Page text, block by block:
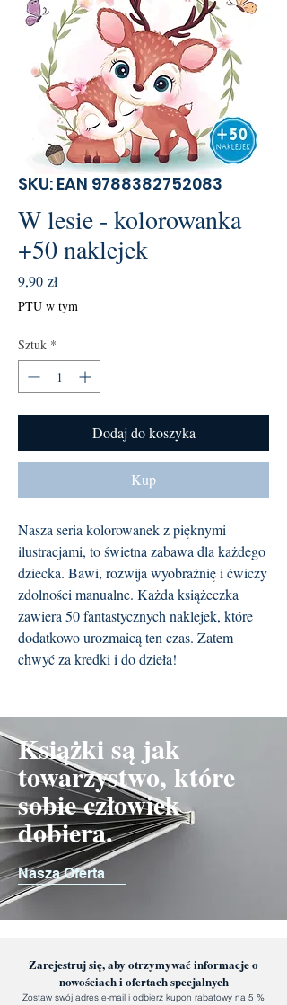
SKU: EAN 9788382752083
W lesie - kolorowanka
+50 naklejek
9,90 złCena
PTU w tym
Sztuk *
Dodaj do koszyka
Kup
Nasza seria kolorowanek z pięknymi
ilustracjami, to świetna zabawa dla każdego
dziecka. Bawi, rozwija wyobraźnię i ćwiczy
zdolności manualne. Każda książeczka
zawiera 50 fantastycznych naklejek, które
dodatkowo urozmaicą ten czas. Zatem
chwyć za kredki i do dzieła!
Książki są jak
towarzystwo, które
sobie człowiek
dobiera.
Nasza Oferta
Zarejestruj się, aby otrzymywać informacje o
nowościach i ofertach specjalnych
Zostaw swój adres e-mail i odbierz kupon rabatowy na 5 %